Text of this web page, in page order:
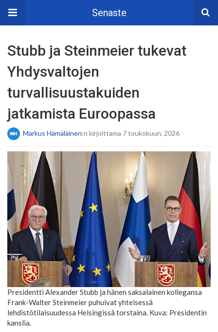
Senaste
Stubb ja Steinmeier tukevat
Yhdysvaltojen
turvallisuustakuiden
jatkamista Euroopassa
Markus Hämäläinen:n kirjoittama 7 toukokuun, 2026
Presidentti Alexander Stubb ja hänen saksalainen kollegansa
Frank-Walter Steinmeier puhuivat yhteisessä
lehdistötilaisuudessa Helsingissä torstaina. Kuva: Presidentin
kanslia.